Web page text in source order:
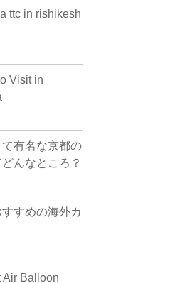
ttc in rishikesh
Visit in
有名な京都の
んなところ？
すめの海外カ
Air Balloon